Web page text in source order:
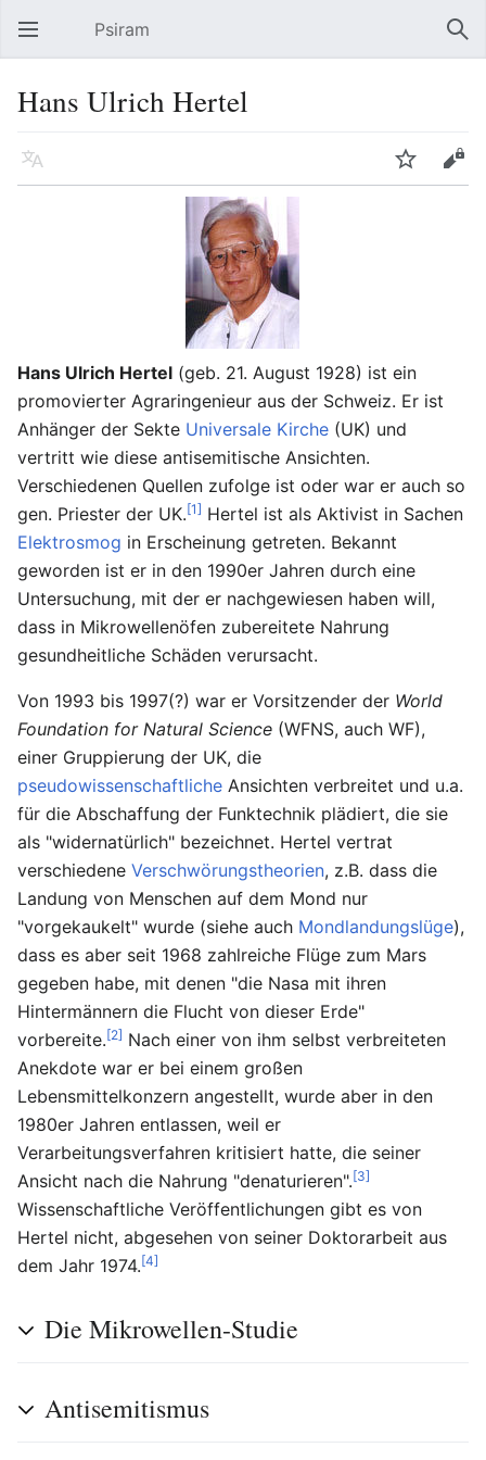
Hauptmenü öffnen Psiram
Hans Ulrich Hertel
Sprache Beobachten Bearbeiten
Hans Ulrich Hertel (geb. 21. August 1928) ist ein
promovierter Agraringenieur aus der Schweiz. Er ist
Anhänger der Sekte Universale Kirche (UK) und
vertritt wie diese antisemitische Ansichten.
Verschiedenen Quellen zufolge ist oder war er auch so
gen. Priester der UK.[1] Hertel ist als Aktivist in Sachen
Elektrosmog in Erscheinung getreten. Bekannt
geworden ist er in den 1990er Jahren durch eine
Untersuchung, mit der er nachgewiesen haben will,
dass in Mikrowellenöfen zubereitete Nahrung
gesundheitliche Schäden verursacht.
Von 1993 bis 1997(?) war er Vorsitzender der World
Foundation for Natural Science (WFNS, auch WF),
einer Gruppierung der UK, die
pseudowissenschaftliche Ansichten verbreitet und u.a.
für die Abschaffung der Funktechnik plädiert, die sie
als "widernatürlich" bezeichnet. Hertel vertrat
verschiedene Verschwörungstheorien, z.B. dass die
Landung von Menschen auf dem Mond nur
"vorgekaukelt" wurde (siehe auch Mondlandungslüge),
dass es aber seit 1968 zahlreiche Flüge zum Mars
gegeben habe, mit denen "die Nasa mit ihren
Hintermännern die Flucht von dieser Erde"
vorbereite.[2] Nach einer von ihm selbst verbreiteten
Anekdote war er bei einem großen
Lebensmittelkonzern angestellt, wurde aber in den
1980er Jahren entlassen, weil er
Verarbeitungsverfahren kritisiert hatte, die seiner
Ansicht nach die Nahrung "denaturieren".[3]
Wissenschaftliche Veröffentlichungen gibt es von
Hertel nicht, abgesehen von seiner Doktorarbeit aus
dem Jahr 1974.[4]
Die Mikrowellen-Studie
Antisemitismus